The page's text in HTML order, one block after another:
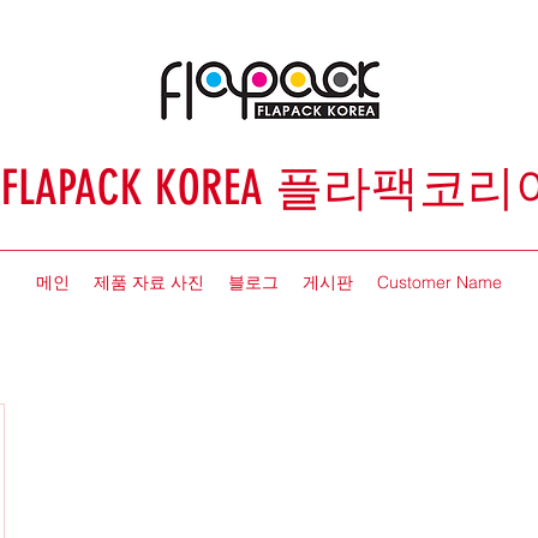
KOREA 플라팩코리
메인 제품 자료 사진 블로그 게시판 Customer Name